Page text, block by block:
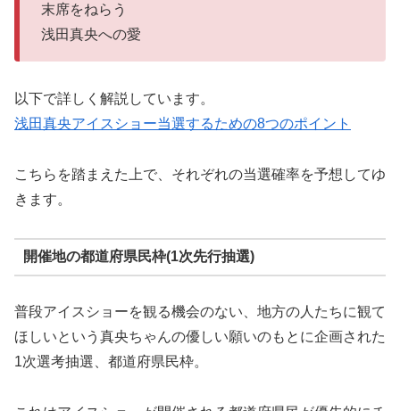
末席をねらう
浅田真央への愛
以下で詳しく解説しています。
浅田真央アイスショー当選するための8つのポイント
こちらを踏まえた上で、それぞれの当選確率を予想してゆ
きます。
開催地の都道府県民枠(1次先行抽選)
普段アイスショーを観る機会のない、地方の人たちに観て
ほしいという真央ちゃんの優しい願いのもとに企画された
1次選考抽選、都道府県民枠。